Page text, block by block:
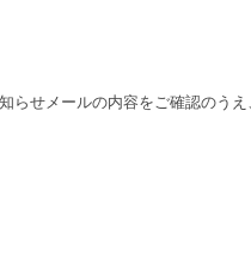
らせメールの内容をご確認のう